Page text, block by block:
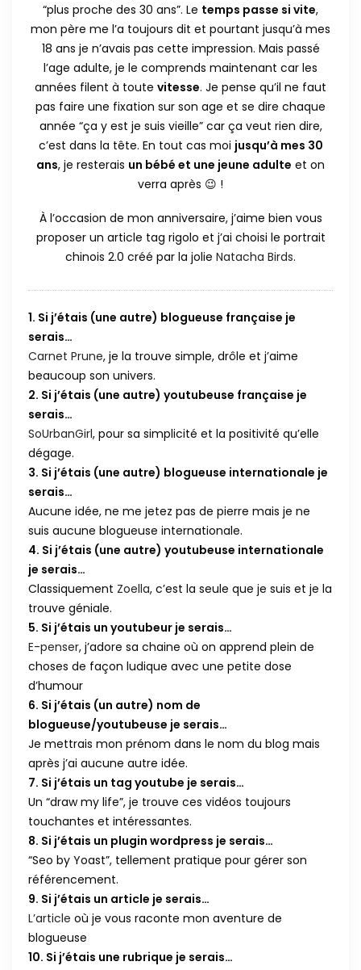
“plus proche des 30 ans”. Le temps passe si vite,
mon père me l’a toujours dit et pourtant jusqu’à mes
18 ans je n’avais pas cette impression. Mais passé
l’age adulte, je le comprends maintenant car les
années filent à toute vitesse. Je pense qu’il ne faut
pas faire une fixation sur son age et se dire chaque
année “ça y est je suis vieille” car ça veut rien dire,
c’est dans la tête. En tout cas moi jusqu’à mes 30
ans, je resterais un bébé et une jeune adulte et on
verra après 😉 !
À l’occasion de mon anniversaire, j’aime bien vous
proposer un article tag rigolo et j’ai choisi le portrait
chinois 2.0 créé par la jolie Natacha Birds.
1. Si j’étais (une autre) blogueuse française je
serais…
Carnet Prune, je la trouve simple, drôle et j’aime
beaucoup son univers.
2. Si j’étais (une autre) youtubeuse française je
serais…
SoUrbanGirl, pour sa simplicité et la positivité qu’elle
dégage.
3. Si j’étais (une autre) blogueuse internationale je
serais…
Aucune idée, ne me jetez pas de pierre mais je ne
suis aucune blogueuse internationale.
4. Si j’étais (une autre) youtubeuse internationale
je serais…
Classiquement Zoella, c’est la seule que je suis et je la
trouve géniale.
5. Si j’étais un youtubeur je serais…
E-penser, j’adore sa chaine où on apprend plein de
choses de façon ludique avec une petite dose
d’humour
6. Si j’étais (un autre) nom de
blogueuse/youtubeuse je serais…
Je mettrais mon prénom dans le nom du blog mais
après j’ai aucune autre idée.
7. Si j’étais un tag youtube je serais…
Un “draw my life”, je trouve ces vidéos toujours
touchantes et intéressantes.
8. Si j’étais un plugin wordpress je serais…
“Seo by Yoast”, tellement pratique pour gérer son
référencement.
9. Si j’étais un article je serais…
L’article où je vous raconte mon aventure de
blogueuse
10. Si j’étais une rubrique je serais…